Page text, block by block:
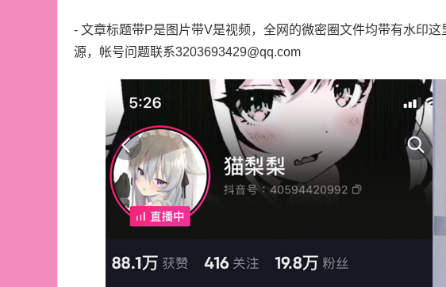
- 文章标题带P是图片带V是视频，全网的微密圈文件均带有水印
源，帐号问题联系3203693429@qq.com